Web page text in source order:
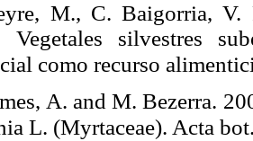
M., C. Baigorria,
Vegetales silvestres
como recurso
A. and M. Bezerra.
L. (Myrtaceae). Acta